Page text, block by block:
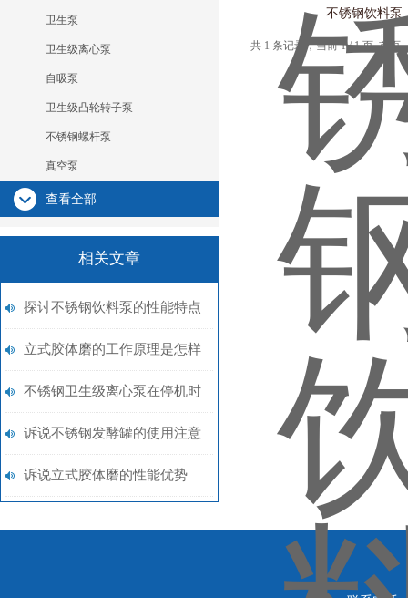
卫生泵
卫生级离心泵
自吸泵
卫生级凸轮转子泵
不锈钢螺杆泵
真空泵
查看全部
相关文章
探讨不锈钢饮料泵的性能特点
立式胶体磨的工作原理是怎样
的？
不锈钢卫生级离心泵在停机时
需要注意哪些事项？
诉说不锈钢发酵罐的使用注意
事项
诉说立式胶体磨的性能优势
不锈钢饮料泵
共 1 条记录，当前 1 / 1 页 首